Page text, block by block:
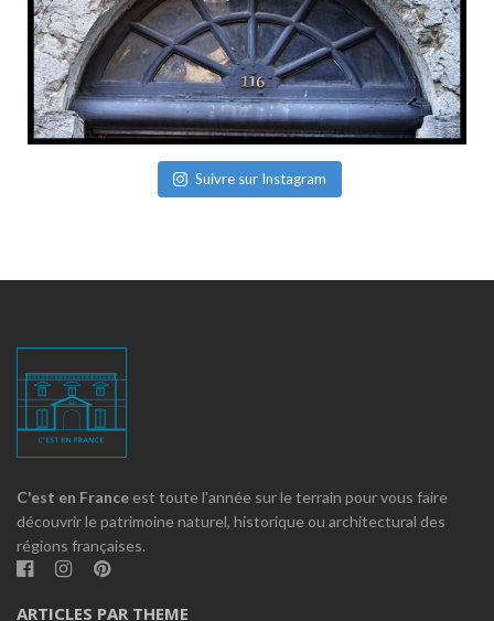
Suivre sur Instagram
C'est en France est toute l'année sur le terrain pour vous faire
découvrir le patrimoine naturel, historique ou architectural des
régions françaises.
ARTICLES PAR THEME